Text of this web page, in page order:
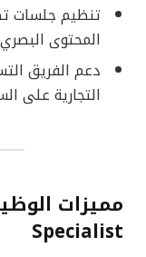
تنظيم جلسات
المحتوى
دعم الفريق
التجارية على
Specialist